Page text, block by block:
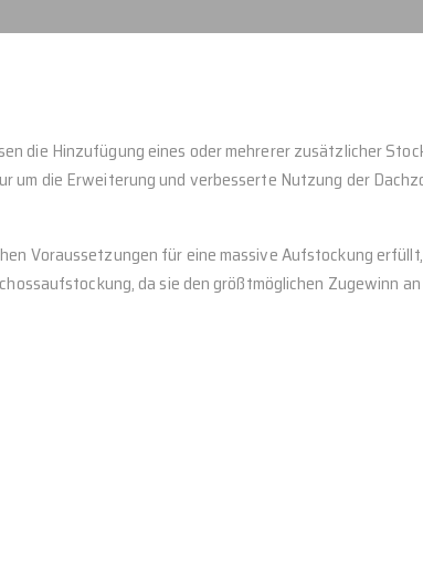
die Hinzufügung eines oder mehrerer zusätzlicher
um die Erweiterung und verbesserte Nutzung der
Voraussetzungen für eine massive Aufstockung
da sie den größtmöglichen Zugewinn